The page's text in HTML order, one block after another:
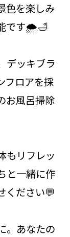
色を楽しみ
です🌨️🛁
デッキブラ
フロアを採
お風呂掃除
もリフレッ
と一緒に作
ください💬
。あなたの